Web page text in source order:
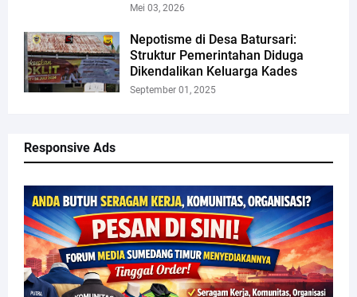
Mei 03, 2026
Nepotisme di Desa Batursari:
Struktur Pemerintahan Diduga
Dikendalikan Keluarga Kades
September 01, 2025
Responsive Ads